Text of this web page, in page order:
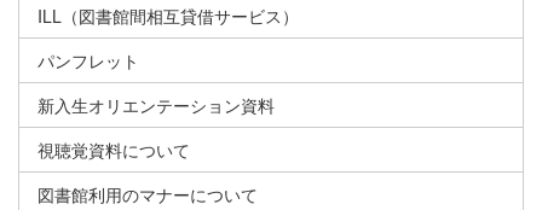
ILL（図書館間相互貸借サービス）
パンフレット
新入生オリエンテーション資料
視聴覚資料について
図書館利用のマナーについて